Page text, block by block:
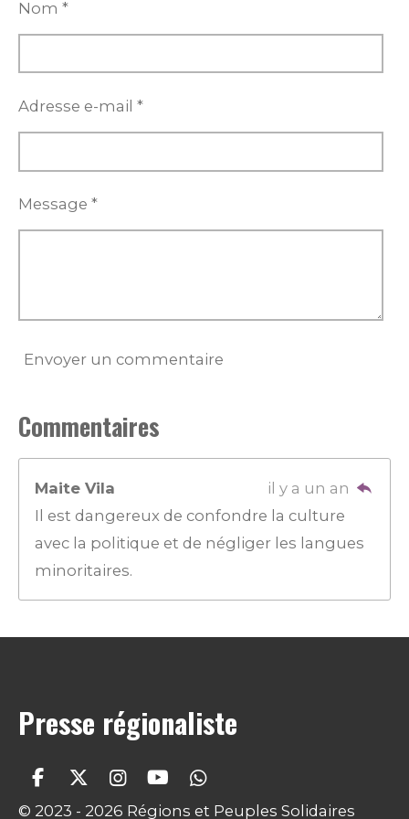
r
Nom *
Adresse e-mail *
Message *
Envoyer un commentaire
Commentaires
Maite Vila
il y a un an
Il est dangereux de confondre la culture
avec la politique et de négliger les langues
minoritaires.
Presse régionaliste
F
a
X
I
n
Y
o
W
h
© 2023 - 2026 Régions et Peuples Solidaires